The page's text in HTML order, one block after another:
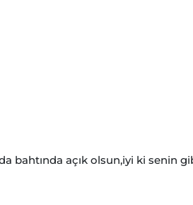
bahtında açık olsun,iyi ki senin